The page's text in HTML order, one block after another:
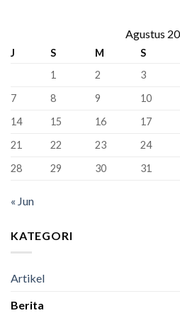
Dunia!
Kursi
Baru
388
Siswa
Kelas
SMAN
Bandung
Lulus
100%
Agustus
J S M S
1
2 3
7
8 9 10
14
15 16 17
21
22 23 24
28
29 30 31
« Jun
KATEGORI
Artikel
Berita